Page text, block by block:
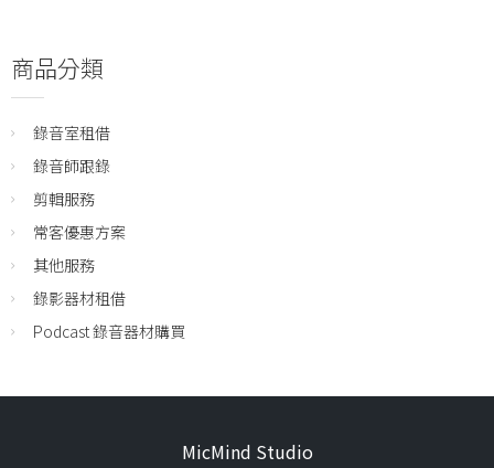
商品分類
錄音室租借
錄音師跟錄
剪輯服務
常客優惠方案
其他服務
錄影器材租借
Podcast 錄音器材購買
MicMind Studio